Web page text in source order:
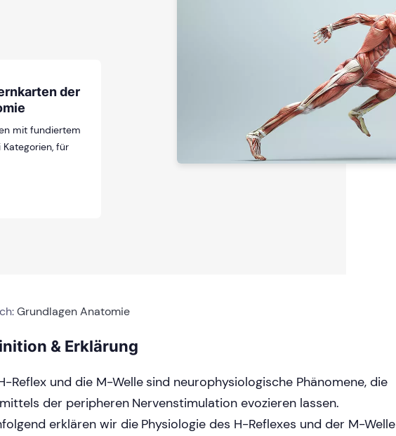
der
mit fundiertem
für
Grundlagen Anatomie
& Erklärung
Reflex und die M-Welle sind neurophysiologische Phänomene, die
der peripheren Nervenstimulation evozieren lassen.
erklären wir die Physiologie des H-Reflexes und der M-Welle